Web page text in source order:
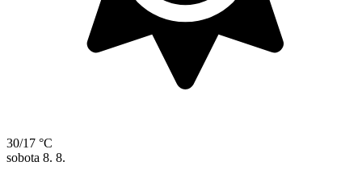
30/17 °C
sobota 8. 8.